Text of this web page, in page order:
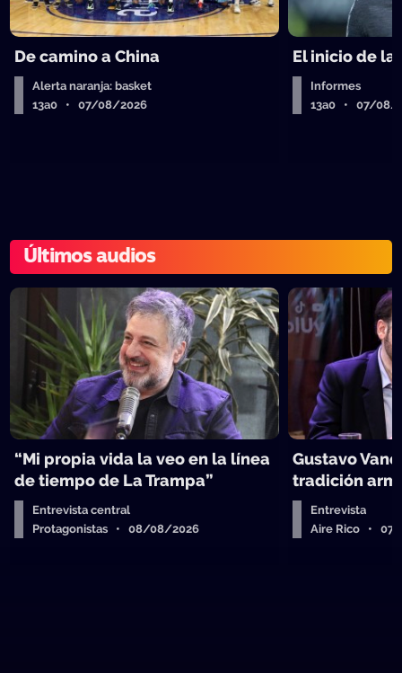
De camino a China
Alerta naranja: basket
13a0 • 07/08/2026
El inicio de la
Informes
13a0 • 07/08/
Últimos audios
“Mi propia vida la veo en la línea
de tiempo de La Trampa”
Entrevista central
Protagonistas • 08/08/2026
Gustavo
tradición
Entrevista
Aire Rico •